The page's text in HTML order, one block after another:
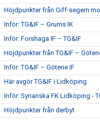
Höjdpunkter från Giff-segern
Inför: TG&IF – Grums IK
Inför: Forshaga IF – TG&IF
Höjdpunkter från TG&IF –
Inför: TG&IF – Götene IF
Här avgör TG&IF i Lidköping
Inför: Syrianska FK Lidköping -
Höjdpunkter från derbyt